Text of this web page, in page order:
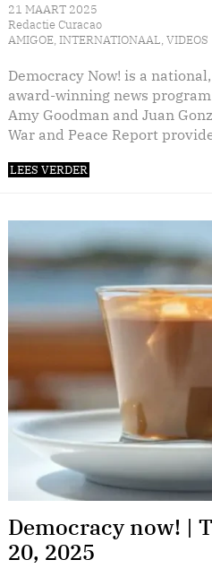
21 MAART 2025
Redactie Curacao
AMIGOE, INTERNATIONAAL, VIDEOS
Democracy Now! is a
award-winning news
Amy Goodman and Juan
War and Peace Report
LEES VERDER
Democracy now! |
20, 2025